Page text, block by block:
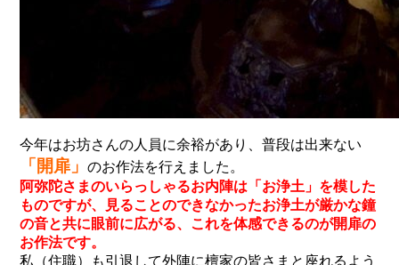
今年はお坊さんの人員に余裕があり、普段は出来ない
「開扉」 のお作法を行えました。
阿弥陀さまのいらっしゃるお内陣は「お浄土」を模した
ものですが、見ることのできなかったお浄土が厳かな鐘
の音と共に眼前に広がる、これを体感できるのが開扉の
お作法です。
私（住職）も引退して外陣に檀家の皆さまと座れるよう